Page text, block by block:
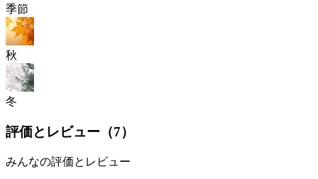
季節
秋
冬
評価とレビュー（7）
みんなの評価とレビュー